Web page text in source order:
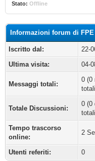
Stato: Offline
Informazioni forum di FPE
Iscritto dal:
22-
Ultima visita:
04-
Messaggi totali:
0 (0
Totale Discussioni:
0 (0
Tempo trascorso
online:
2
Utenti referiti: 0